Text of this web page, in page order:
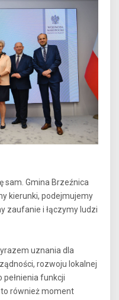
sam. Gmina Brzeźnica
kierunki, podejmujemy
zaufanie i łączymy ludzi
uznania dla
rozwoju lokalnej
funkcji
to również moment